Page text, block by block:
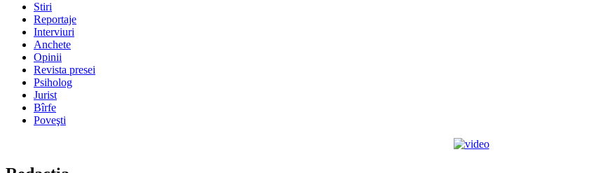
Stiri
Reportaje
Interviuri
Anchete
Opinii
Revista presei
Psiholog
Jurist
Bîrfe
Poveşti